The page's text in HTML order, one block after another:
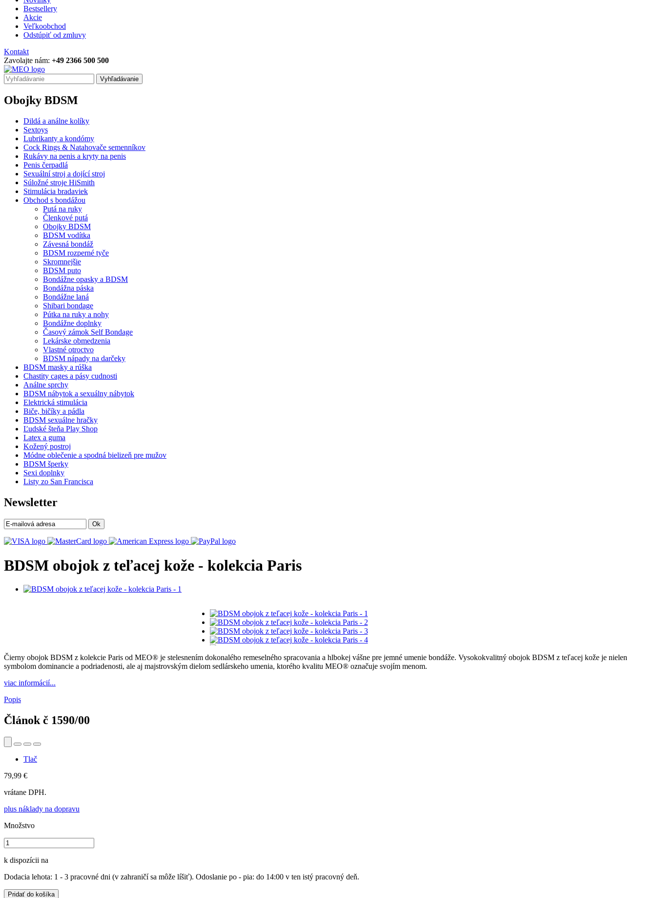
Bestsellery
Akcie
Veľkoobchod
Odstúpiť od zmluvy
Kontakt
Zavolajte nám: +49 2366 500 500
Vyhľadávanie
Obojky BDSM
Dildá a análne kolíky
Sextoys
Lubrikanty a kondómy
Cock Rings & Natahovače semenníkov
Rukávy na penis a kryty na penis
Penis čerpadlá
Sexuální stroj a dojící stroj
Súložné stroje HiSmith
Stimulácia bradaviek
Obchod s bondážou
Putá na ruky
Členkové putá
Obojky BDSM
BDSM vodítka
Závesná bondáž
BDSM rozperné tyče
Skromnejšie
BDSM puto
Bondážne opasky a BDSM
Bondážna páska
Bondážne laná
Shibari bondage
Pútka na ruky a nohy
Bondážne doplnky
Časový zámok Self Bondage
Lekárske obmedzenia
Vlastné otroctvo
BDSM nápady na darčeky
BDSM masky a rúška
Chastity cages a pásy cudnosti
Análne sprchy
BDSM nábytok a sexuálny nábytok
Elektrická stimulácia
Biče, bičíky a pádla
BDSM sexuálne hračky
Ľudské šteňa Play Shop
Latex a guma
Kožený postroj
Módne oblečenie a spodná bielizeň pre mužov
BDSM šperky
Sexi doplnky
Listy zo San Francisca
Newsletter
Ok
BDSM obojok z teľacej kože - kolekcia Paris
Čierny obojok BDSM z kolekcie Paris od MEO® je stelesnením dokonalého remeselného spracovania a hlbokej vášne pre jemné umenie bondáže. Vysokokvalitný obojok BDSM z teľacej kože je nielen
symbolom dominancie a podriadenosti, ale aj majstrovským dielom sedlárskeho umenia, ktorého kvalitu MEO® označuje svojím menom.
viac informácií...
Popis
Článok č 1590/00
Tlač
79,99 €
vrátane DPH.
plus náklady na dopravu
Množstvo
k dispozícii na
Dodacia lehota: 1 - 3 pracovné dni (v zahraničí sa môže líšiť). Odoslanie po - pia: do 14:00 v ten istý pracovný deň.
Pridať do košíka